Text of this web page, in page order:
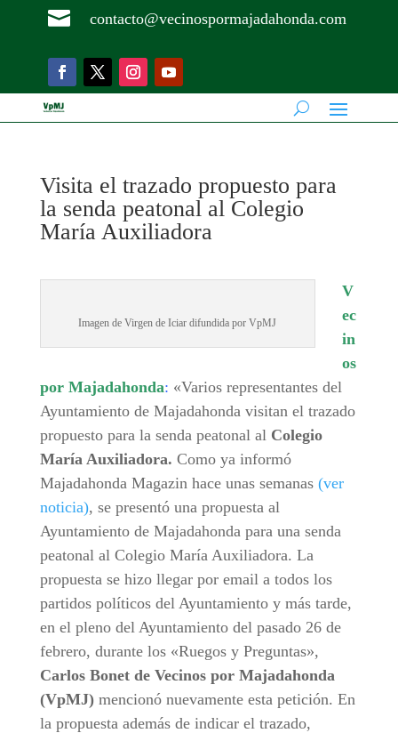
 contacto@vecinospormajadahonda.com
Visita el trazado propuesto para
la senda peatonal al Colegio
María Auxiliadora
Imagen de Virgen de Iciar difundida por VpMJ
V
ec
in
os
por Majadahonda: «Varios representantes del
Ayuntamiento de Majadahonda visitan el trazado
propuesto para la senda peatonal al Colegio
María Auxiliadora. Como ya informó
Majadahonda Magazin hace unas semanas (ver
noticia), se presentó una propuesta al
Ayuntamiento de Majadahonda para una senda
peatonal al Colegio María Auxiliadora. La
propuesta se hizo llegar por email a todos los
partidos políticos del Ayuntamiento y más tarde,
en el pleno del Ayuntamiento del pasado 26 de
febrero, durante los «Ruegos y Preguntas»,
Carlos Bonet de Vecinos por Majadahonda
(VpMJ)mencionó nuevamente esta petición. En
la propuesta además de indicar el trazado,